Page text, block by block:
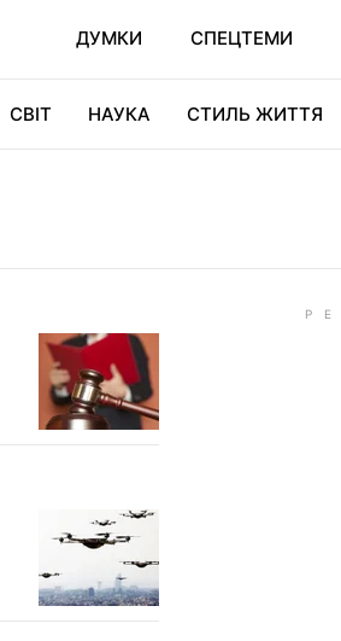
ДУМКИ СПЕЦТЕМИ
СВІТ НАУКА СТИЛЬ ЖИТТЯ